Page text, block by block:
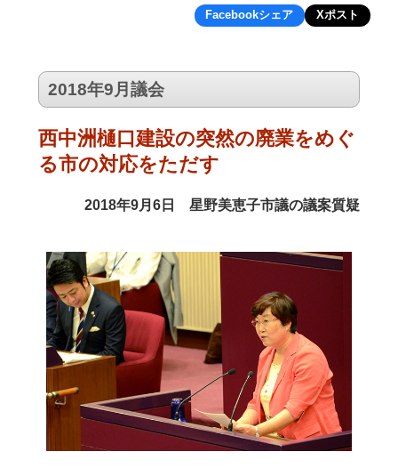
Facebookシェア Xポスト
2018年9月議会
西中洲樋口建設の突然の廃業をめぐ
る市の対応をただす
2018年9月6日 星野美恵子市議の議案質疑